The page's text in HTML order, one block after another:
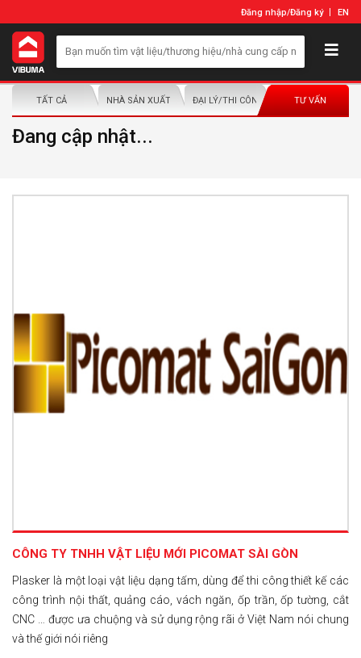
Đăng nhập/Đăng ký EN
TẤT CẢ NHÀ SẢN XUẤT/NHÀ PHÂN PHỐIĐẠI LÝ/THI CÔNG LẮP ĐẶTTƯ VẤN
Đang cập nhật...
CÔNG TY TNHH VẬT LIỆU MỚI PICOMAT SÀI GÒN
Plasker là một loại vật liệu dạng tấm, dùng để thi công thiết kế các
công trình nội thất, quảng cáo, vách ngăn, ốp trần, ốp tường, cắt
CNC … được ưa chuộng và sử dụng rộng rãi ở Việt Nam nói chung
và thế giới nói riêng